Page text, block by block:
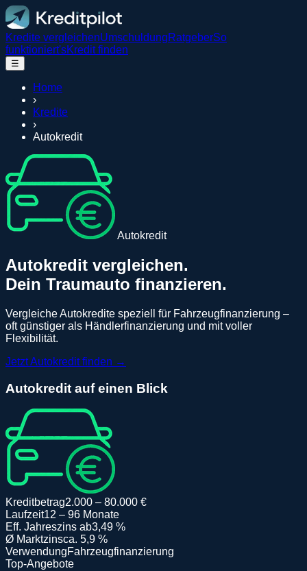
Kredite vergleichenUmschuldungRatgeberSo
funktioniert'sKredit finden
☰
Home
›
Kredite
›
Autokredit
Autokredit
Autokredit vergleichen.
Dein Traumauto finanzieren.
Vergleiche Autokredite speziell für Fahrzeugfinanzierung –
oft günstiger als Händlerfinanzierung und mit voller
Flexibilität.
Jetzt Autokredit finden →
Autokredit auf einen Blick
Kreditbetrag2.000 – 80.000 €
Laufzeit12 – 96 Monate
Eff. Jahreszins ab3,49 %
Ø Marktzinsca. 5,9 %
VerwendungFahrzeugfinanzierung
Top-Angebote